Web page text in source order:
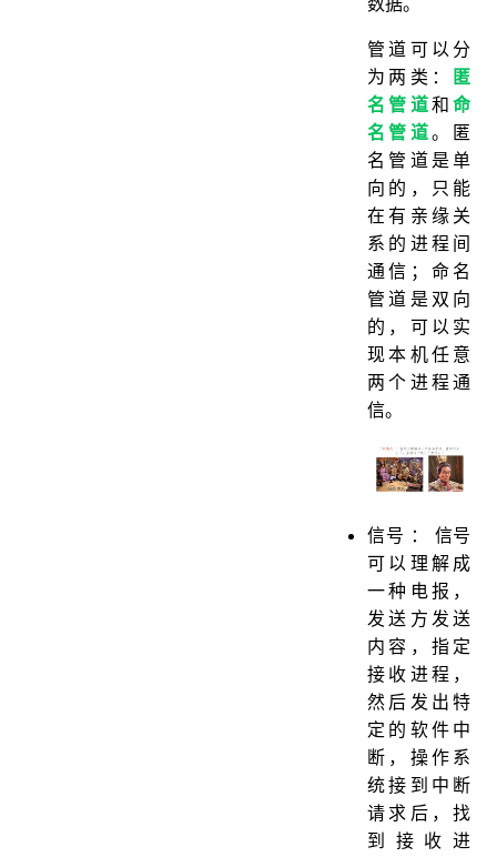
管道可以分
为两类： 匿
名管道和 命
名管道。匿
名管道是单
向的，只能
在有亲缘关
系的进程间
通信；命名
管道是双向
的，可以实
现本机任意
两个进程通
信。
信号 ： 信号
可以理解成
一种电报，
发送方发送
内容，指定
接收进程，
然后发出特
定的软件中
断，操作系
统接到中断
请求后，找
到接收进